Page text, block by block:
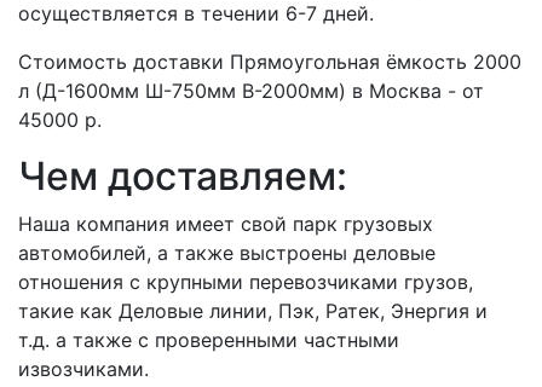
осуществляется в течении 6-7 дней.
Стоимость доставки Прямоугольная ёмкость 2000
л (Д-1600мм Ш-750мм В-2000мм) в Москва - от
45000 р.
Чем доставляем:
Наша компания имеет свой парк грузовых
автомобилей, а также выстроены деловые
отношения с крупными перевозчиками грузов,
такие как Деловые линии, Пэк, Ратек, Энергия и
т.д. а также с проверенными частными
извозчиками.